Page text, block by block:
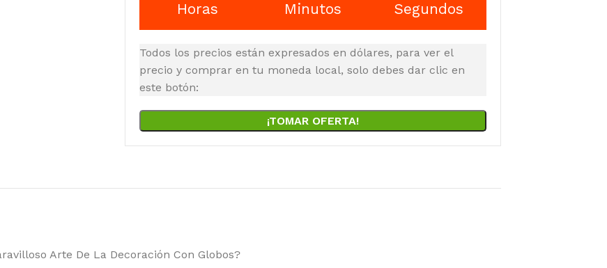
Horas Minutos Segundos
Todos los precios están expresados en dólares, para ver el
precio y comprar en tu moneda local, solo debes dar clic en
este botón:
¡TOMAR OFERTA!
Arte De La Decoración Con Globos?